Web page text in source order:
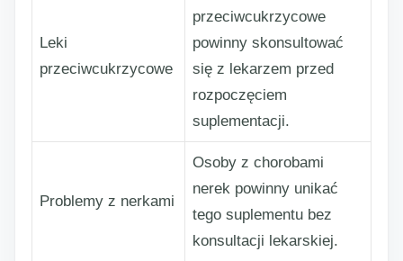
Leki
przeciwcukrzycowe
przeciwcukrzycowe
powinny skonsultować
się z lekarzem przed
rozpoczęciem
suplementacji.
Problemy z nerkami
Osoby z chorobami
nerek powinny unikać
tego suplementu bez
konsultacji lekarskiej.